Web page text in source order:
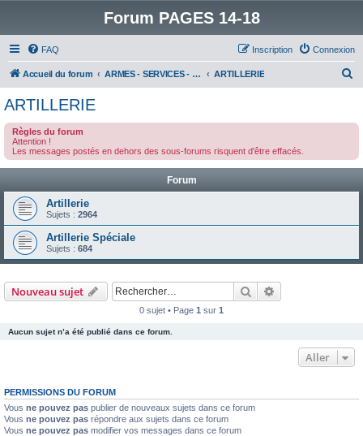
Forum PAGES 14-18
FAQ Connexion
Inscription
Accueil du forum ARMES - SERVICES - UNITES : historiques & discussions ARTILLERIE
r
c
e
ARTILLERIE
Règles du forum
Attention !
Les messages postés en dehors des sous-forums risquent d'être effacés.
Forum
Artillerie
Sujets : 2964
Artillerie Spéciale
Sujets : 684
Nouveau sujet Rechercher
0 sujet • Page 1 sur 1
Aucun sujet n’a été publié dans ce forum.
Aller
PERMISSIONS DU FORUM
Vous ne pouvez pas publier de nouveaux sujets dans ce forum
Vous ne pouvez pas répondre aux sujets dans ce forum
Vous ne pouvez pas modifier vos messages dans ce forum